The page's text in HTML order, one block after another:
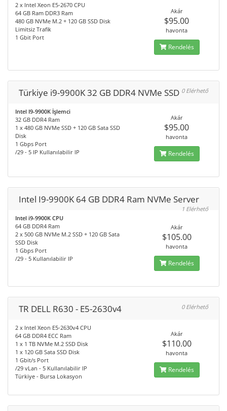
2 x Intel Xeon E5-2670 CPU
64 GB Ram DDR3 Ram
480 GB NVMe M.2 + 120 GB SSD Disk
Limitsiz Trafik
1 Gbit Port
Akár
$95.00
havonta
Rendelés
Türkiye i9-9900K 32 GB DDR4 NVMe SSD 0 Elérhető
Intel I9-9900K İşlemci
32 GB DDR4 Ram
1 x 480 GB NVMe SSD + 120 GB Sata SSD
Disk
1 Gbps Port
/29 - 5 IP Kullanılabilir IP
Akár
$95.00
havonta
Rendelés
Intel I9-9900K 64 GB DDR4 Ram NVMe Server
1 Elérhető
Intel i9-9900K CPU
64 GB DDR4 Ram
2 x 500 GB NVMe M.2 SSD + 120 GB Sata
SSD Disk
1 Gbps Port
/29 - 5 Kullanılabilir IP
Akár
$105.00
havonta
Rendelés
TR DELL R630 - E5-2630v4 0 Elérhető
2 x Intel Xeon E5-2630v4 CPU
64 GB DDR4 ECC Ram
1 x 1 TB NVMe M.2 SSD Disk
1 x 120 GB Sata SSD Disk
1 Gbit/s Port
/29 vLan - 5 Kullanılabilir IP
Türkiye - Bursa Lokasyon
Akár
$110.00
havonta
Rendelés